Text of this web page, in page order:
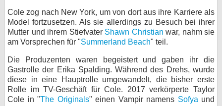
Cole zog nach New York, um von dort aus ihre Karriere als
Model fortzusetzen. Als sie allerdings zu Besuch bei ihrer
Mutter und ihrem Stiefvater Shawn Christian war, nahm sie
am Vorsprechen für "Summerland Beach" teil.
Die Produzenten waren begeistert und gaben ihr die
Gastrolle der Erika Spalding. Während des Drehs, wurde
diese in eine Hauptrolle umgewandelt, die bisher erste
Rolle im TV-Geschäft für Cole. 2017 verkörperte Taylor
Cole in "The Originals" einen Vampir namens Sofya und
Forum
bei Facebook
Kontakt